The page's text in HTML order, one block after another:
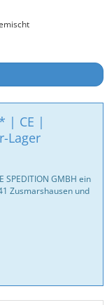
| CE |
Lager
SPEDITION GMBH ein
Zusmarshausen und